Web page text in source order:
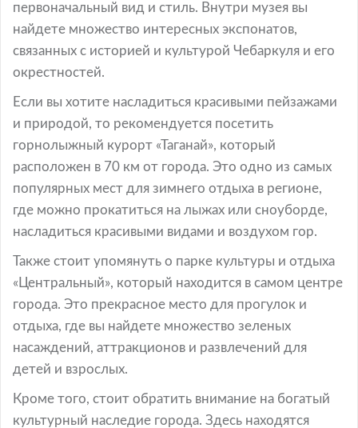
первоначальный вид и стиль. Внутри музея вы
найдете множество интересных экспонатов,
связанных с историей и культурой Чебаркуля и его
окрестностей.
Если вы хотите насладиться красивыми пейзажами
и природой, то рекомендуется посетить
горнолыжный курорт «Таганай», который
расположен в 70 км от города. Это одно из самых
популярных мест для зимнего отдыха в регионе,
где можно прокатиться на лыжах или сноуборде,
насладиться красивыми видами и воздухом гор.
Также стоит упомянуть о парке культуры и отдыха
«Центральный», который находится в самом центре
города. Это прекрасное место для прогулок и
отдыха, где вы найдете множество зеленых
насаждений, аттракционов и развлечений для
детей и взрослых.
Кроме того, стоит обратить внимание на богатый
культурный наследие города. Здесь находятся